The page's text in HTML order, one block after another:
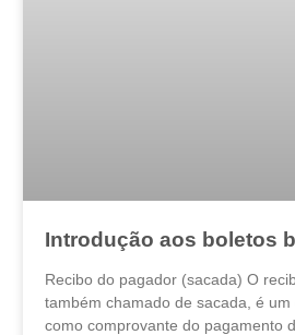
Introdução aos boletos
Recibo do pagador (sacada) O
também chamado de sacada, é
como comprovante do pagamento